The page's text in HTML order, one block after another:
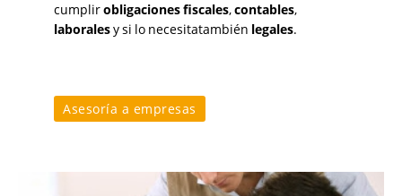
cumplirobligaciones fiscales,contables,
laboralesy si lo necesitatambién legales.
Asesoría a empresas